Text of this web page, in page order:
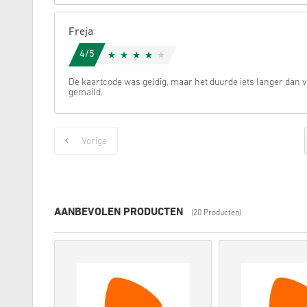
Freja
4/5
De kaartcode was geldig, maar het duurde iets langer dan
gemaild.
Vorige
AANBEVOLEN PRODUCTEN (20 Producten)